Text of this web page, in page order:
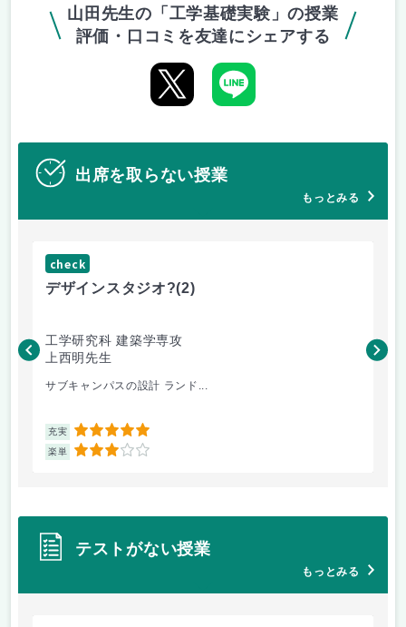
山田先生の「工学基礎実験」の授業
評価・口コミを友達にシェアする
出席を取らない授業
もっとみる
check
デザインスタジオ?(2)
工学研究科 建築学専攻
上西明先生
サブキャンパスの設計 ランド...
充実 5
楽単 3
こ
テストがない授業
もっとみる